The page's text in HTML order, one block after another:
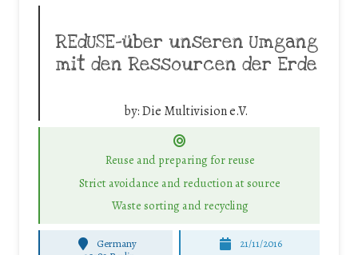
REdUSE-über unseren Umgang
mit den Ressourcen der Erde
by:Die Multivision e.V.
Reuse and preparing for reuse
Strict avoidance and reduction at source
Waste sorting and recycling
Germany
21/11/2016